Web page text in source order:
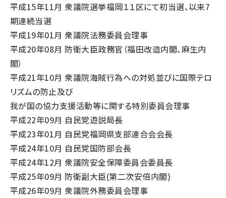
平成15年11月 衆議院選挙福岡１１区にて初当選、以来7
期連続当選
平成19年01月 衆議院法務委員会理事
平成20年08月 防衛大臣政務官（福田改造内閣、麻生内
閣）
平成21年10月 衆議院海賊行為への対処並びに国際テロ
リズムの防止及び
我が国の協力支援活動等に関する特別委員会理事
平成22年09月 自民党遊説局長
平成23年01月 自民党福岡県支部連合会会長
平成24年10月 自民党国防部会長
平成24年12月 衆議院安全保障委員会委員長
平成25年09月 防衛副大臣(第二次安倍内閣)
平成26年09月 衆議院外務委員会理事